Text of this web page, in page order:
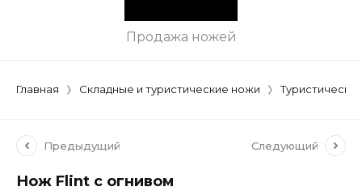
Продажа ножей
Главная Складные и туристические ножи
Предыдущий Следующий
Нож Flint с огнивом